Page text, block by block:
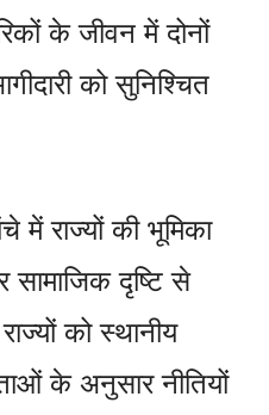
के जीवन में दोनों
को सुनिश्चित
में राज्यों की भूमिका
दृष्टि से
को स्थानीय
के अनुसार नीतियों